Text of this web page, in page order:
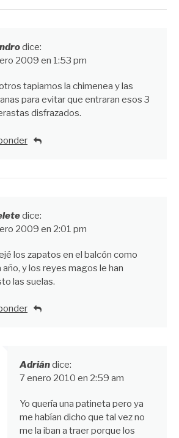
dice:
2009 en 1:53 pm
tapiamos la chimenea y las
para evitar que entraran esos 3
disfrazados.
dice:
2009 en 2:01 pm
los zapatos en el balcón como
año, y los reyes magos le han
las suelas.
Adriándice:
7 enero 2010 en 2:59 am
Yo quería una patineta pero ya
me habían dicho que tal vez no
me la iban a traer porque los